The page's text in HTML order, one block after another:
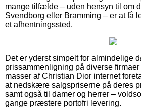
mange tilfælde – uden hensyn til om
Svendborg eller Bramming – er at få
et afhentningssted.
Det er yderst simpelt for almindelige
prissammenligning på diverse
masser af Christian Dior internet
at nedskære salgspriserne på deres
samt også til damer og herrer –
gange præstere portofri levering.